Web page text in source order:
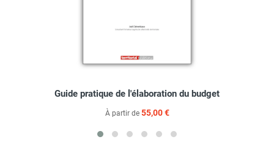
Guide pratique de l'élaboration du budget
À partir de 55,00 €